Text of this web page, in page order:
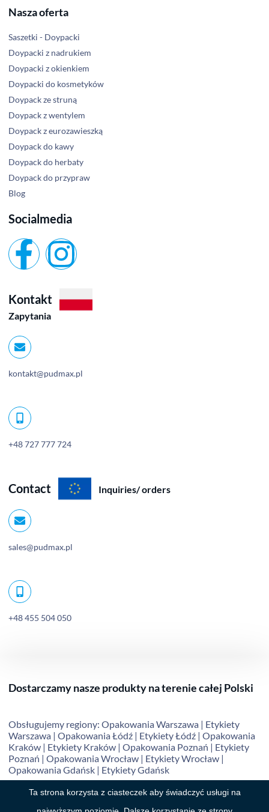
Nasza oferta
Saszetki - Doypacki
Doypacki z nadrukiem
Doypacki z okienkiem
Doypacki do kosmetyków
Doypack ze struną
Doypack z wentylem
Doypack z eurozawieszką
Doypack do kawy
Doypack do herbaty
Doypack do przypraw
Blog
Socialmedia
Kontakt
Zapytania
kontakt@pudmax.pl
+48 727 777 724
Contact Inquiries/ orders
sales@pudmax.pl
+48 455 504 050
Dostarczamy nasze produkty na terenie całej Polski
Obsługujemy regiony: Opakowania Warszawa | Etykiety
Warszawa | Opakowania Łódź | Etykiety Łódź | Opakowania
Kraków | Etykiety Kraków | Opakowania Poznań | Etykiety
Poznań | Opakowania Wrocław | Etykiety Wrocław |
Opakowania Gdańsk | Etykiety Gdańsk
Ta strona korzysta z ciasteczek aby świadczyć usługi na